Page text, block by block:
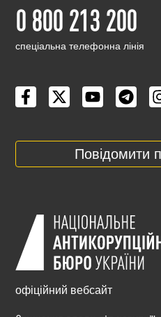
0 800 213 200
cпеціальна телефонна лінія
Повідомити
офіційний вебсайт